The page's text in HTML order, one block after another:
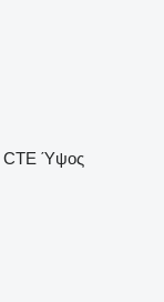
CTE Ύψος